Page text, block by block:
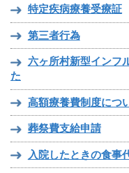
特定疾病療養受療証
第三者行為
六ヶ所村新型インフ
た
高額療養費制度につ
葬祭費支給申請
入院したときの食事